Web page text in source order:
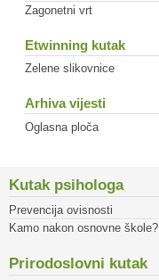
Zagonetni vrt
Etwinning kutak
Zelene slikovnice
Arhiva vijesti
Oglasna ploča
Kutak psihologa
Prevencija ovisnosti
Kamo nakon osnovne škole?
Prirodoslovni kutak